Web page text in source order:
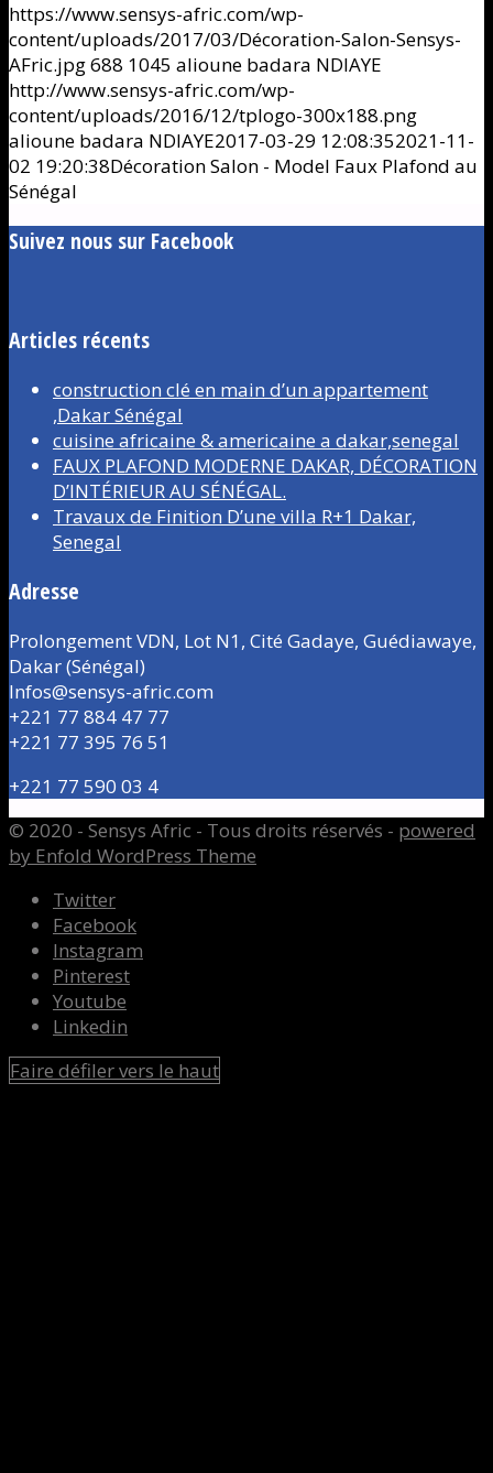
https://www.sensys-afric.com/wp-
content/uploads/2017/03/Décoration-Salon-Sensys-
AFric.jpg688 1045 alioune badara NDIAYE
http://www.sensys-afric.com/wp-
content/uploads/2016/12/tplogo-300x188.png
alioune badara NDIAYE2017-03-29 12:08:352021-11-
02 19:20:38Décoration Salon - Model Faux Plafond au
Sénégal
Suivez nous sur Facebook
Articles récents
construction clé en main d’un appartement
,Dakar Sénégal
cuisine africaine & americaine a dakar,senegal
FAUX PLAFOND MODERNE DAKAR, DÉCORATION
D’INTÉRIEUR AU SÉNÉGAL.
Travaux de Finition D’une villa R+1 Dakar,
Senegal
Adresse
Prolongement VDN, Lot N1, Cité Gadaye, Guédiawaye,
Dakar (Sénégal)
Infos@sensys-afric.com
+221 77 884 47 77
+221 77 395 76 51
+221 77 590 03 4
© 2020 - Sensys Afric - Tous droits réservés - powered
by Enfold WordPress Theme
Twitter
Facebook
Instagram
Pinterest
Youtube
Linkedin
Faire défiler vers le haut